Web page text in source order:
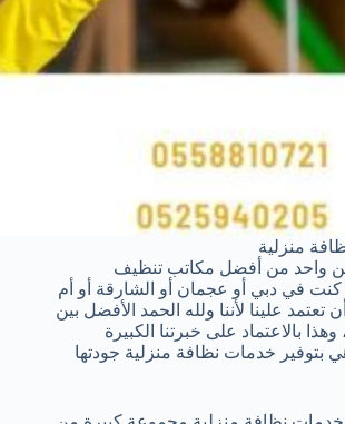
منزلية
واحد من أفضل مكاتب تنظيف
في دبي أو عجمان أو الشارقة أو أم
تعتمد علينا لأننا ولله الحمد الأفضل بين
بالاعتماد على خبرتنا الكبيرة
بتوفير خدمات نظافة منزلية جودتها